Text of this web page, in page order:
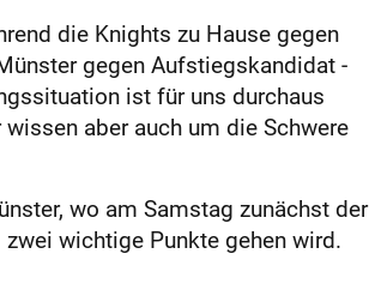
die Knights zu Hause gegen
gegen Aufstiegskandidat
ist für uns durchaus
aber auch um die Schwere
wo am Samstag zunächst der
wichtige Punkte gehen wird.